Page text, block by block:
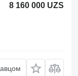
8 160 000 UZS